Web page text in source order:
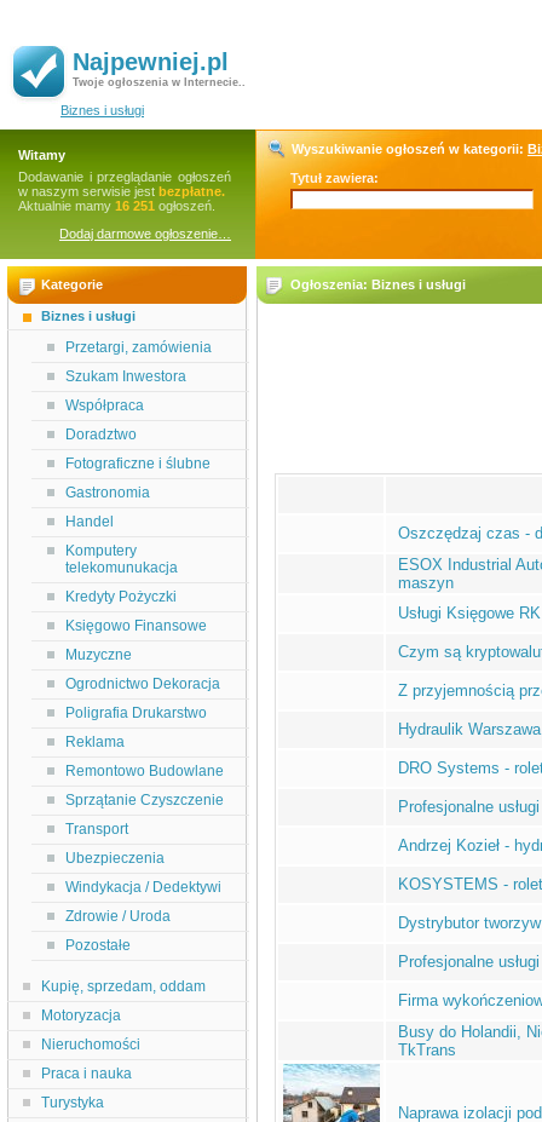
Najpewniej.pl
Twoje ogłoszenia w Internecie..
Biznes i usługi
Witamy
Dodawanie i przeglądanie ogłoszeń
w naszym serwisie jest bezpłatne.
Aktualnie mamy 16 251 ogłoszeń.
Dodaj darmowe ogłoszenie…
Wyszukiwanie ogłoszeń w kategorii:
Tytuł zawiera:
Kategorie
Biznes i usługi
Przetargi, zamówienia
Szukam Inwestora
Współpraca
Doradztwo
Fotograficzne i ślubne
Gastronomia
Handel
Komputery
telekomunukacja
Kredyty Pożyczki
Księgowo Finansowe
Muzyczne
Ogrodnictwo Dekoracja
Poligrafia Drukarstwo
Reklama
Remontowo Budowlane
Sprzątanie Czyszczenie
Transport
Ubezpieczenia
Windykacja / Dedektywi
Zdrowie / Uroda
Pozostałe
Kupię, sprzedam, oddam
Motoryzacja
Nieruchomości
Praca i nauka
Turystyka
Ogłoszenia: Biznes i usługi
Oszczędzaj czas -
ESOX Industrial
maszyn
Usługi Księgowe
Czym są
Z przyjemnością
Hydraulik Warszawa
DRO Systems -
Profesjonalne
Andrzej Kozieł -
KOSYSTEMS -
Dystrybutor
Profesjonalne
Firma
Busy do Holandii,
TkTrans
Naprawa izolacji